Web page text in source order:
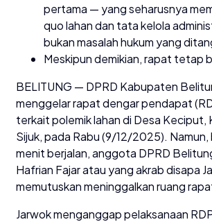
pertama — yang seharusnya
quo lahan dan tata kelola
bukan masalah hukum yang
Meskipun demikian, rapat tetap
BELITUNG — DPRD Kabupaten
menggelar rapat dengar pendapat
terkait polemik lahan di Desa Keciput,
Sijuk, pada Rabu (9/12/2025).
menit berjalan, anggota DPRD
Hafrian Fajar atau yang akrab disapa
memutuskan meninggalkan ruang
Jarwok menganggap pelaksanaan